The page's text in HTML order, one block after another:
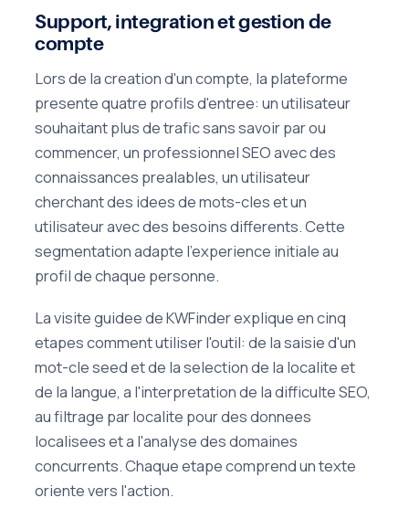
Support, integration et gestion de
compte
Lors de la creation d'un compte, la plateforme
presente quatre profils d'entree: un utilisateur
souhaitant plus de trafic sans savoir par ou
commencer, un professionnel SEO avec des
connaissances prealables, un utilisateur
cherchant des idees de mots-cles et un
utilisateur avec des besoins differents. Cette
segmentation adapte l'experience initiale au
profil de chaque personne.
La visite guidee de KWFinder explique en cinq
etapes comment utiliser l'outil: de la saisie d'un
mot-cle seed et de la selection de la localite et
de la langue, a l'interpretation de la difficulte SEO,
au filtrage par localite pour des donnees
localisees et a l'analyse des domaines
concurrents. Chaque etape comprend un texte
oriente vers l'action.